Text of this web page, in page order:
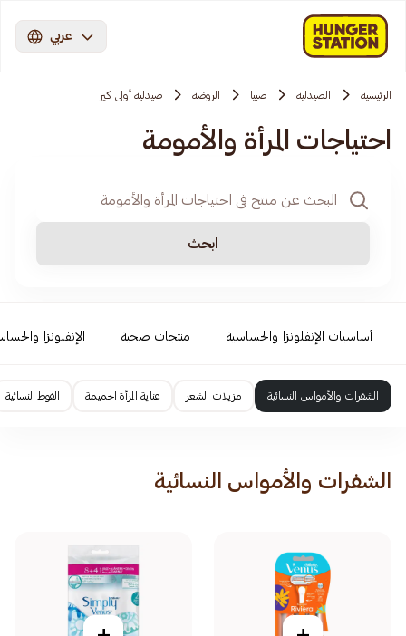
عربي
الرئيسية الصيدلية صبيا الروضة صيدلية أولى كير
احتياجات المرأة والأمومة
ابحث
أساسيات الإنفلونزا والحساسية منتجات صحية الإنفلونزا
الشفرات والأمواس النسائية مزيلات الشعر عناية المرأة الحميمة الفوط النسائية
الشفرات والأمواس النسائية